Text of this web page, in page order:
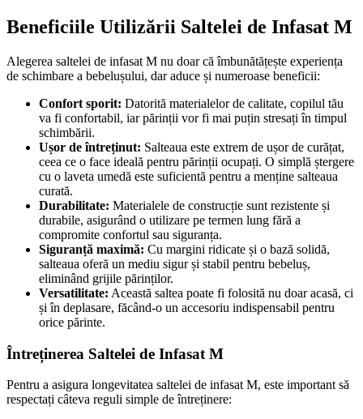
Beneficiile Utilizării Saltelei de Infasat M
Alegerea saltelei de infasat M nu doar că îmbunătățește experiența
de schimbare a bebelușului, dar aduce și numeroase beneficii:
Confort sporit: Datorită materialelor de calitate, copilul tău
va fi confortabil, iar părinții vor fi mai puțin stresați în timpul
schimbării.
Ușor de întreținut: Salteaua este extrem de ușor de curățat,
ceea ce o face ideală pentru părinții ocupați. O simplă ștergere
cu o laveta umedă este suficientă pentru a menține salteaua
curată.
Durabilitate: Materialele de construcție sunt rezistente și
durabile, asigurând o utilizare pe termen lung fără a
compromite confortul sau siguranța.
Siguranță maximă: Cu margini ridicate și o bază solidă,
salteaua oferă un mediu sigur și stabil pentru bebeluș,
eliminând grijile părinților.
Versatilitate: Această saltea poate fi folosită nu doar acasă, ci
și în deplasare, făcând-o un accesoriu indispensabil pentru
orice părinte.
Întreținerea Saltelei de Infasat M
Pentru a asigura longevitatea saltelei de infasat M, este important să
respectați câteva reguli simple de întreținere: